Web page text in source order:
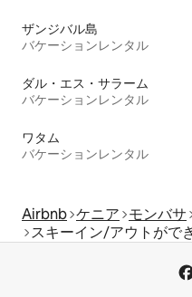
ザンジバル島
バケーションレンタル
ダル・エス・サラーム
バケーションレンタル
ワタム
バケーションレンタル
Airbnb ケニア モンバサ
スキーイン/アウトがで